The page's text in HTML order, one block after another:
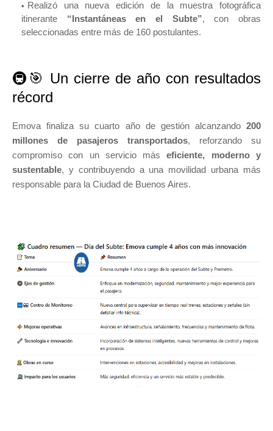
Realizó una nueva edición de la muestra fotográfica
itinerante “Instantáneas en el Subte”, con obras
seleccionadas entre más de 160 postulantes.
🚇🎯 Un cierre de año con resultados
récord
Emova finaliza su cuarto año de gestión alcanzando 200
millones de pasajeros transportados, reforzando su
compromiso con un servicio máseficiente, moderno y
sustentable, y contribuyendo a una movilidad urbana más
responsable para la Ciudad de Buenos Aires.